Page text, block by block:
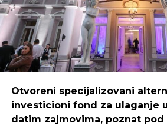
“Mi smo sredstva iskoristili da
unaprijedimo i pustimo u
djecu, prilagođene raznim
udžbenici pomažu mnogim
uče i odrastaju.”
REKLAMA
Otvoreni specijalizovani
investicioni fond za ulaganje
datim zajmovima, poznat pod